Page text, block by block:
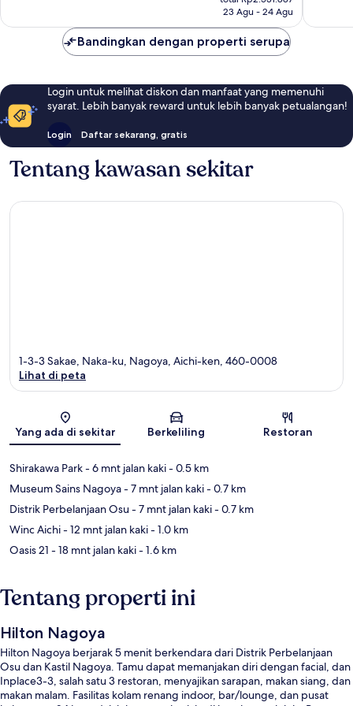
Rp2.092.468
23 Agu - 24 Agu
Bandingkan dengan properti serupa
Login untuk melihat diskon dan manfaat yang memenuhi
syarat. Lebih banyak reward untuk lebih banyak petualangan!
Login Daftar sekarang, gratis
Tentang kawasan sekitar
Peta
1-3-3 Sakae, Naka-ku, Nagoya, Aichi-ken, 460-0008
Lihat di peta
Yang ada di sekitar Berkeliling Restoran
Shirakawa Park- 6 mnt jalan kaki- 0.5 km
Museum Sains Nagoya- 7 mnt jalan kaki- 0.7 km
Distrik Perbelanjaan Osu- 7 mnt jalan kaki- 0.7 km
Winc Aichi- 12 mnt jalan kaki- 1.0 km
Oasis 21 - 18 mnt jalan kaki- 1.6 km
Tentang properti ini
Hilton Nagoya
Hilton Nagoya berjarak 5 menit berkendara dari Distrik Perbelanjaan
Osu dan Kastil Nagoya. Tamu dapat memanjakan diri dengan facial, dan
Inplace3-3, salah satu 3 restoran, menyajikan sarapan, makan siang, dan
makan malam. Fasilitas kolam renang indoor, bar/lounge, dan pusat